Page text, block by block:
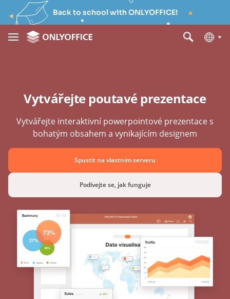
Back to school with ONLYOFFICE!
Vytvářejte poutavé prezentace
Vytvářejte interaktivní powerpointové prezentace s
bohatým obsahem a vynikajícím designem
Spustit na vlastním serveru
Podívejte se, jak funguje